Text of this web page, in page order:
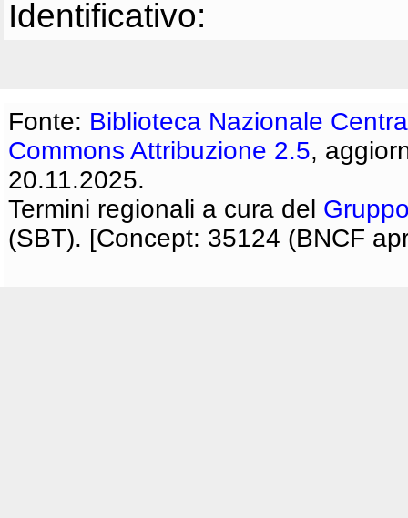
Identificativo:
Fonte: Biblioteca Nazionale
Commons Attribuzione 2.5,
20.11.2025.
Termini regionali a cura del
(SBT). [Concept: 35124 (BNCF